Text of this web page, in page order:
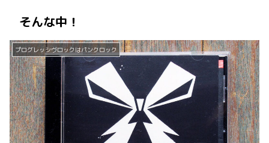
そんな中！
プログレッシヴロックはパンクロック